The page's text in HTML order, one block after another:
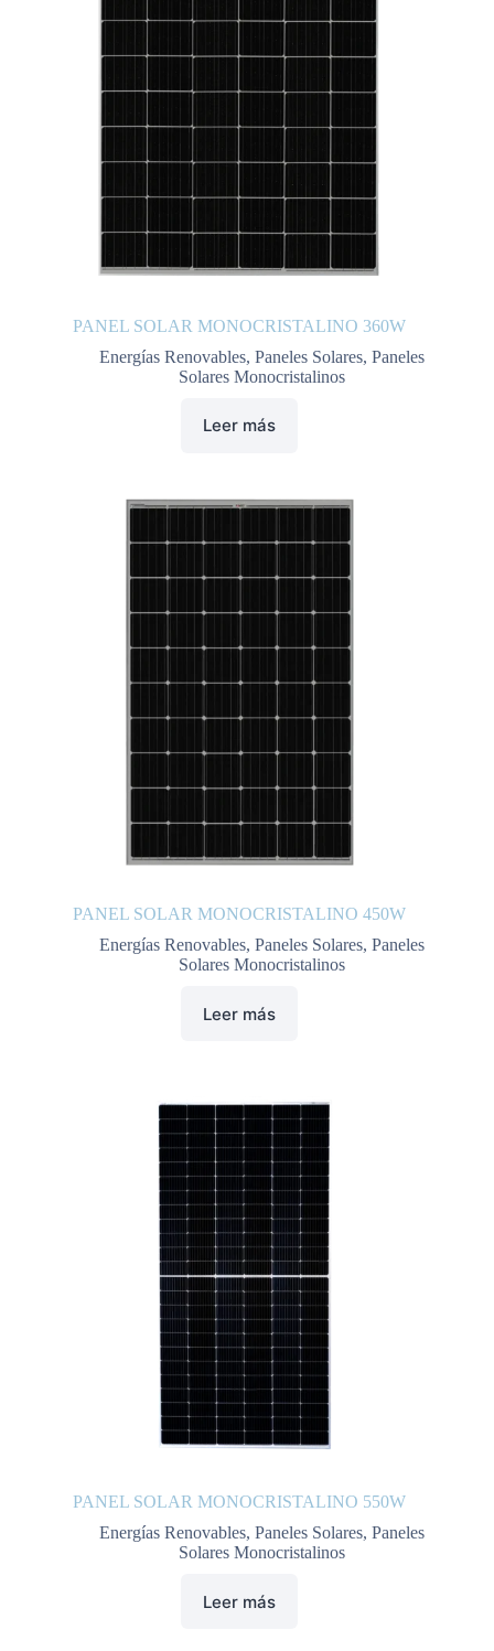
PANEL SOLAR MONOCRISTALINO 360W
Energías Renovables, Paneles Solares, Paneles
Solares Monocristalinos
Leer más
PANEL SOLAR MONOCRISTALINO 450W
Energías Renovables, Paneles Solares, Paneles
Solares Monocristalinos
Leer más
PANEL SOLAR MONOCRISTALINO 550W
Energías Renovables, Paneles Solares, Paneles
Solares Monocristalinos
Leer más